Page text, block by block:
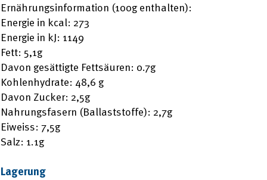
Ernährungsinformation (100g enthalten):
Energie in kcal: 273
Energie in kJ: 1149
Fett: 5,1g
Davon gesättigte Fettsäuren: 0.7g
Kohlenhydrate: 48,6 g
Davon Zucker: 2,5g
Nahrungsfasern (Ballaststoffe): 2,7g
Eiweiss: 7,5g
Salz: 1.1g
Lagerung